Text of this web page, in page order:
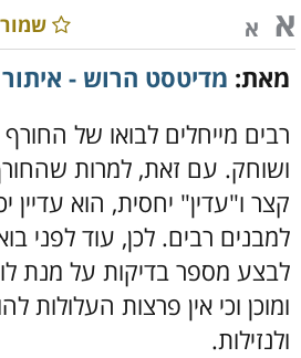
א א
מאת: מדיטסט הרוש - איתור
רבים מייחלים לבואו של
ושוחק. עם זאת, למרות
קצר ו"עדין" יחסית, הוא עדיין
למבנים רבים. לכן, עוד לפני
לבצע מספר בדיקות על מנת
ומוכן וכי אין פרצות העלולות
ולנזילות.